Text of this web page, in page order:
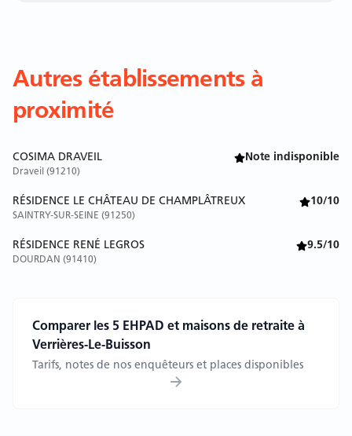
Autres établissements à
proximité
COSIMA DRAVEIL Note indisponible
Draveil (91210)
RÉSIDENCE LE CHÂTEAU DE CHAMPLÂTREUX 10/10
SAINTRY-SUR-SEINE (91250)
RÉSIDENCE RENÉ LEGROS 9.5/10
DOURDAN (91410)
Comparer les 5 EHPAD et maisons de retraite à
Verrières-Le-Buisson
Tarifs, notes de nos enquêteurs et places disponibles